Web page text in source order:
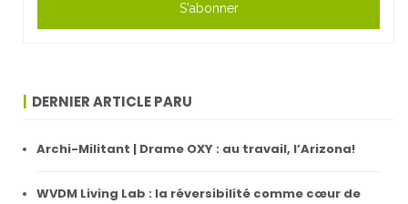
S'abonner
DERNIER ARTICLE PARU
Archi-Militant | Drame OXY : au travail, l’Arizona!
WVDM Living Lab : la réversibilité comme cœur de